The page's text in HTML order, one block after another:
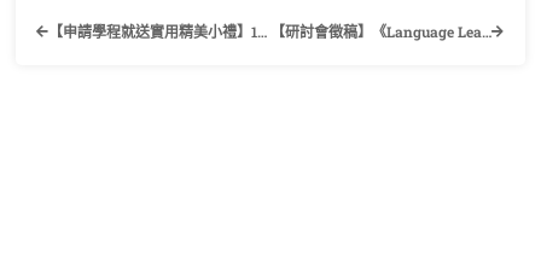
【申請學程就送實用精美小禮】115-1學期跨領域學分學程/微型學程申請作業時間及流程 【研討會徵稿】《Language Learning and Understanding for AI Scientists and Linguists (LLU 2026)》中央研究院語言學研究所、日本國立國語研究所